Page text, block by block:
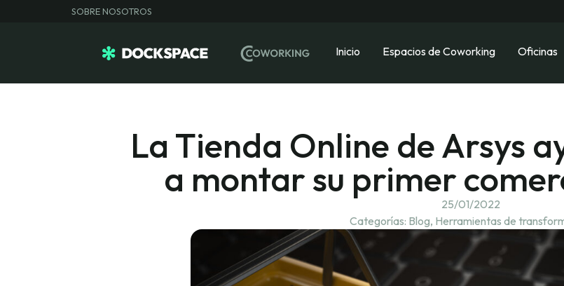
SOBRE NOSOTROS
Inicio Espacios de Coworking Oficinas
La Tienda Online de Arsys
a montar su primer
25/01/2022
Categorías: Blog, Herramientas de